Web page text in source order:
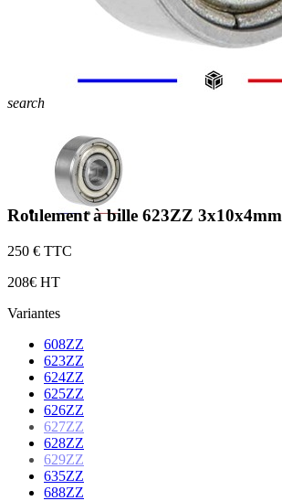
search
Roulement à bille 623ZZ 3x10x4mm
250 € TTC
208€ HT
Variantes
608ZZ
623ZZ
624ZZ
625ZZ
626ZZ
627ZZ
628ZZ
629ZZ
635ZZ
688ZZ